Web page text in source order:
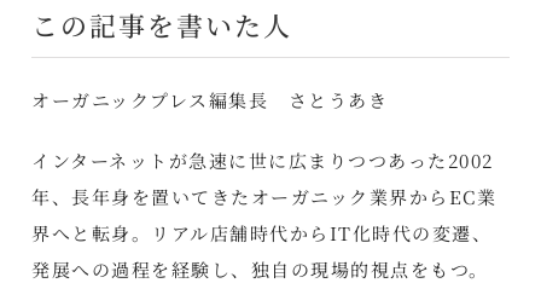
この記事を書いた人
オーガニックプレス編集長 さとうあき
インターネットが急速に世に広まりつつあった2002
年、長年身を置いてきたオーガニック業界からEC業
界へと転身。リアル店舗時代からIT化時代の変遷、
発展への過程を経験し、独自の現場的視点をもつ。